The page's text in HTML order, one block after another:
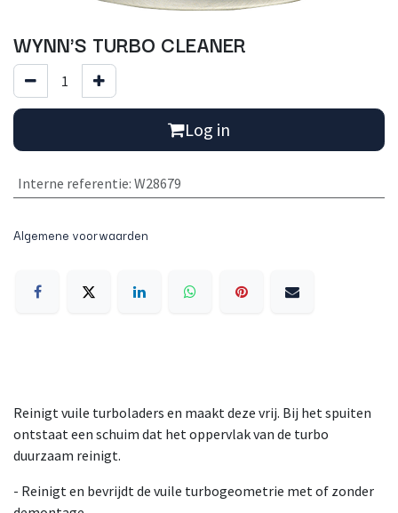
WYNN'S TURBO CLEANER
Log in
Interne referentie: W28679
Algemene voorwaarden
Reinigt vuile turboladers en maakt deze vrij. Bij het spuiten
ontstaat een schuim dat het oppervlak van de turbo
duurzaam reinigt.
- Reinigt en bevrijdt de vuile turbogeometrie met of zonder